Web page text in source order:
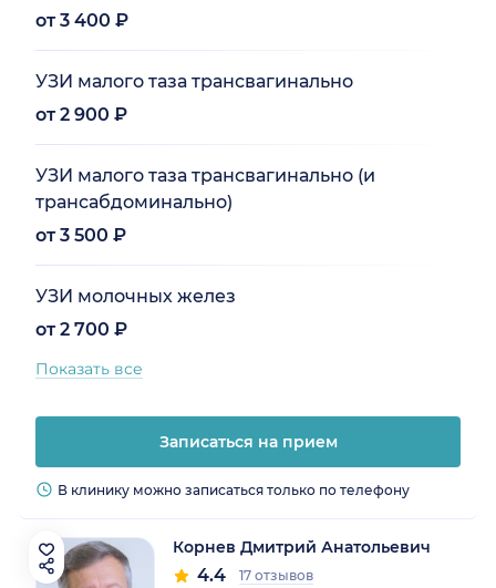
от 3 400 ₽
УЗИ малого таза трансвагинально
от 2 900 ₽
УЗИ малого таза трансвагинально (и
трансабдоминально)
от 3 500 ₽
УЗИ молочных желез
от 2 700 ₽
Показать все
Записаться на прием
В клинику можно записаться только по телефону
Корнев Дмитрий Анатольевич
4.4 17 отзывов